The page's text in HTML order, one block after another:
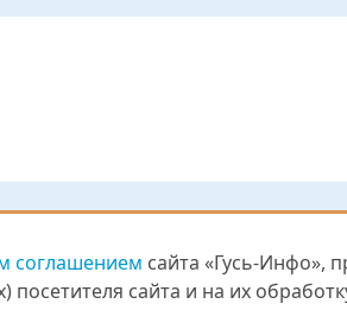
соглашением сайта «Гусь-Инфо»,
сайта и на их
соглашением сайта «Гусь-Инфо»,
сайта и на их